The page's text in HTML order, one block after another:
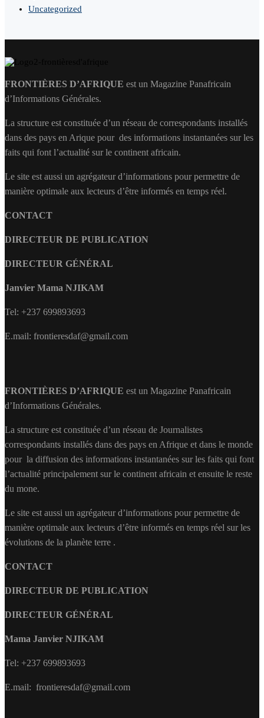
Uncategorized
FRONTIÈRES D’AFRIQUE est un Magazine Panafricain
d’Informations Générales.
La structure est constituée d’un réseau de correspondants installés
dans des pays en Arique pour des informations instantanées sur les
faits qui font l’actualité sur le continent africain.
Le site est aussi un agrégateur d’informations pour permettre de
manière optimale aux lecteurs d’être informés en temps réel.
CONTACT
DIRECTEUR DE PUBLICATION
DIRECTEUR GÉNÉRAL
Janvier Mama NJIKAM
Tel: +237 699893693
E.mail: frontieresdaf@gmail.com
FRONTIÈRES D’AFRIQUE est un Magazine Panafricain
d’Informations Générales.
La structure est constituée d’un réseau de Journalistes
correspondants installés dans des pays en Afrique et dans le monde
pour la diffusion des informations instantanées sur les faits qui font
l’actualité principalement sur le continent africain et ensuite le reste
du mone.
Le site est aussi un agrégateur d’informations pour permettre de
manière optimale aux lecteurs d’être informés en temps réel sur les
évolutions de la planète terre .
CONTACT
DIRECTEUR DE PUBLICATION
DIRECTEUR GÉNÉRAL
Mama Janvier NJIKAM
Tel: +237 699893693
E.mail: frontieresdaf@gmail.com